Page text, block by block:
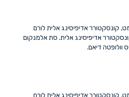
קונסקטורר אדיפיסינג אלית לורם
אדיפיסינג אלית. סת אלמנקום
וולופטה דיאם.
קונסקטורר אדיפיסינג אלית לורם